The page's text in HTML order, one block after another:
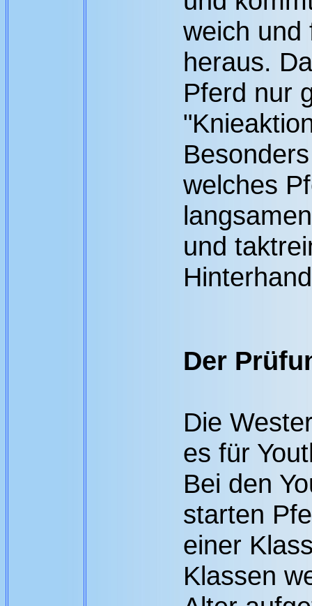
weich und
heraus.
Pferd nur
welches
und
Der
Die
es für
Bei den
starten
einer
Klassen